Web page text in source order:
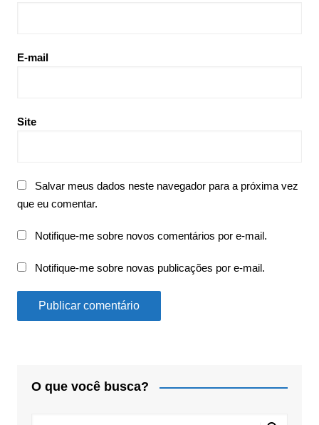
E-mail
Site
Salvar meus dados neste navegador para a próxima vez
que eu comentar.
Notifique-me sobre novos comentários por e-mail.
Notifique-me sobre novas publicações por e-mail.
O que você busca?